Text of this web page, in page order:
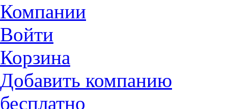
Компании
Войти
Корзина
Добавить компанию
бесплатно